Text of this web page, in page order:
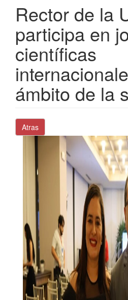
Rector de la
participa en
científicas
ámbito de la
Atras